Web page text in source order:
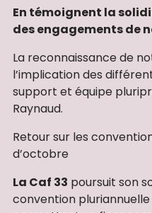
En témoignent la
des engagements de
La reconnaissance de
l’implication des
support et équipe
Raynaud.
Retour sur les
d’octobre
La Caf 33 poursuit son
convention